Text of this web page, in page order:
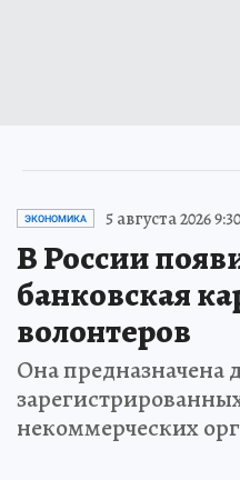
ЭКОНОМИКА 5 августа 2026 9:30
В России
банковская
волонтеров
Она предназначена
некоммерческих